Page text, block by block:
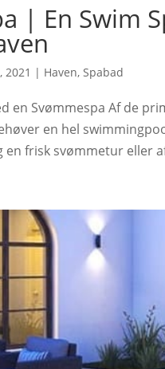
| En Swim
2021 | Haven, Spabad
en Svømmespa Af de
en hel
en frisk svømmetur eller